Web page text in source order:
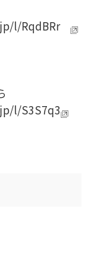
l/RqdBRr
l/S3S7q3